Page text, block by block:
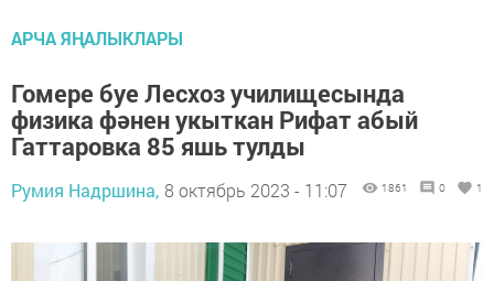
АРЧА ЯҢАЛЫКЛАРЫ
Гомере буе Лесхоз училищесында
физика фәнен укыткан Рифат абый
Гаттаровка 85 яшь тулды
Румия Надршина, 8 октябрь 2023 - 11:07 1861 0 1